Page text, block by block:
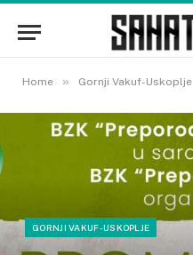
Home » Gornji Vakuf-Uskoplje
GORNJI VAKUF-USKOPLJE